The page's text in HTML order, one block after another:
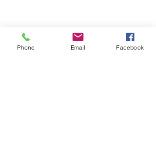
Phone Email Facebook